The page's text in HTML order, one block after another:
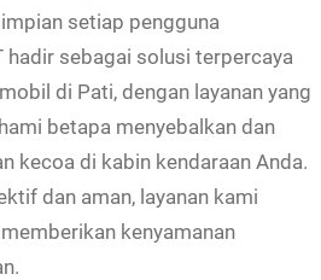
setiap pengguna
hadir sebagai solusi terpercaya
di Pati, dengan layanan yang
betapa menyebalkan dan
kecoa di kabin kendaraan Anda.
dan aman, layanan kami
kenyamanan